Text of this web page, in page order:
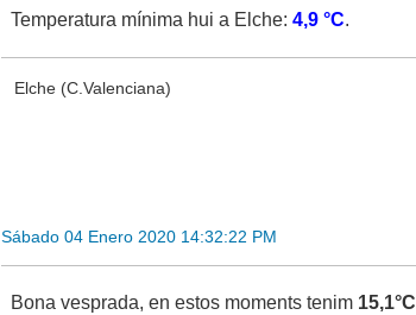
Temperatura mínima hui a Elche:4,9 °C.
Elche (C.Valenciana)
Sábado 04 Enero 2020 14:32:22 PM
Bona vesprada, en estos moments tenim 15,1°C